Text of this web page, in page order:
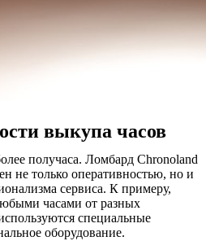
выкупа часов
получаса. Ломбард Chronoland
не только оперативностью, но и
сервиса. К примеру,
часами от разных
специальные
оборудование.